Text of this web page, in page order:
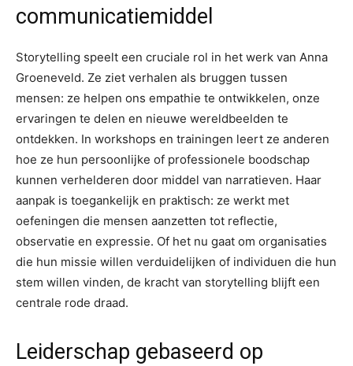
communicatiemiddel
Storytelling speelt een cruciale rol in het werk van Anna
Groeneveld. Ze ziet verhalen als bruggen tussen
mensen: ze helpen ons empathie te ontwikkelen, onze
ervaringen te delen en nieuwe wereldbeelden te
ontdekken. In workshops en trainingen leert ze anderen
hoe ze hun persoonlijke of professionele boodschap
kunnen verhelderen door middel van narratieven. Haar
aanpak is toegankelijk en praktisch: ze werkt met
oefeningen die mensen aanzetten tot reflectie,
observatie en expressie. Of het nu gaat om organisaties
die hun missie willen verduidelijken of individuen die hun
stem willen vinden, de kracht van storytelling blijft een
centrale rode draad.
Leiderschap gebaseerd op